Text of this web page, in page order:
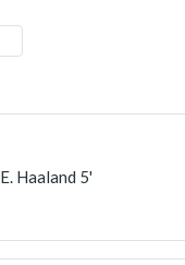
E. Haaland 5'